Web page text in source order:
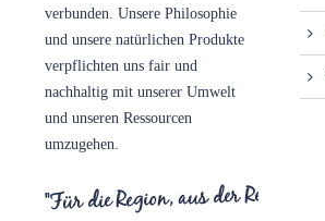
verbunden. Unsere Philosophie
und unsere natürlichen Produkte
verpflichten uns fair und
nachhaltig mit unserer Umwelt
und unseren Ressourcen
umzugehen.